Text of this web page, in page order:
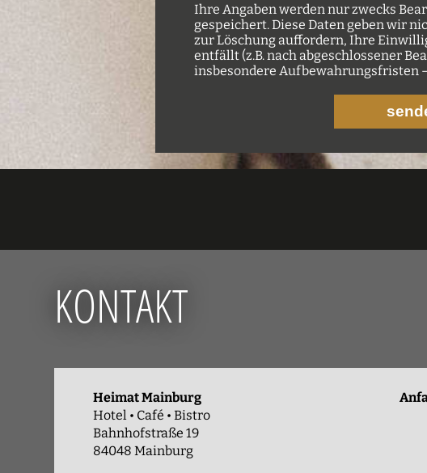
Ihre Angaben werden nur zwecks
gespeichert. Diese Daten geben wir
zur Löschung auffordern, Ihre
entfällt (z.B. nach abgeschlossener
insbesondere Aufbewahrungsfristen
KONTAKT
Heimat Mainburg
Hotel • Café • Bistro
Bahnhofstraße 19
84048 Mainburg